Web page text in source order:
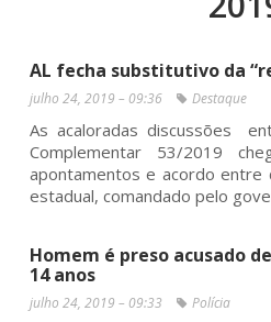
AL fecha substitutivo da
julho 24, 2019 – 09:36 Destaque
As acaloradas discussões
Complementar 53/2019
apontamentos e acordo entre
estadual, comandado pelo
Homem é preso acusado
14 anos
julho 24, 2019 – 09:33 Polícia